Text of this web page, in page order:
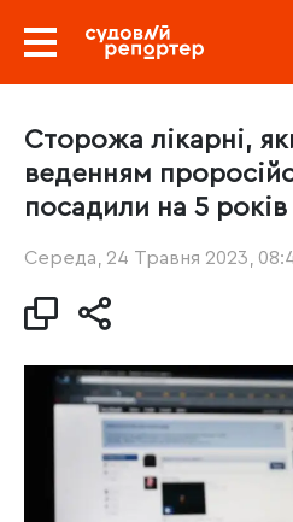
Сторожа лікарні,
веденням
посадили на 5 років
Середа, 24 Травня 2023,